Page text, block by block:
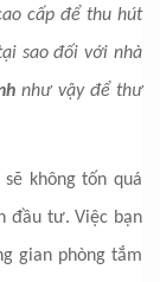
cấp để thu hút
sao đối với nhà
như vậy để thư
sẽ không tốn quá
đầu tư. Việc bạn
gian phòng tắm